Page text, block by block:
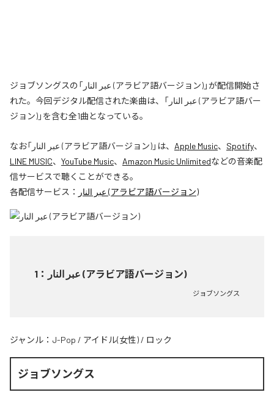
ジョブソングスの「عبر النار (アラビア語バージョン)」が配信開始さ
れた。今回デジタル配信された楽曲は、「عبر النار (アラビア語バー
ジョン)」を含む全1曲となっている。
なお「 عبر النار (アラビア語バージョン)」は、 Apple Music、 Spotify、
LINE MUSIC、 YouTube Music、 Amazon Music Unlimitedなどの音楽配
信サービスで聴くことができる。
各配信サービス：
عبر النار (アラビア語バージョン)
1 ： عبر النار (アラビア語バージョン)
ジョブソングス
ジャンル： J-Pop / アイドル(女性) / ロック
ジョブソングス